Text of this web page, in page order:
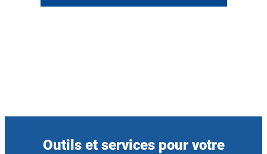
Outils et services pour votre